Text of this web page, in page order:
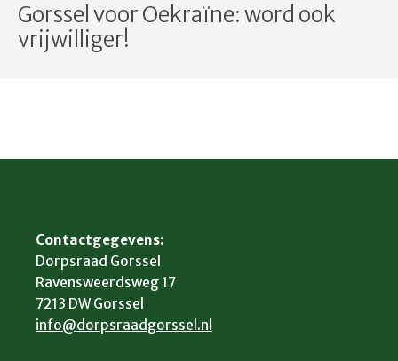
Gorssel voor Oekraïne: word ook
vrijwilliger!
Contactgegevens:
Dorpsraad Gorssel
Ravensweerdsweg 17
7213 DW Gorssel
info@dorpsraadgorssel.nl